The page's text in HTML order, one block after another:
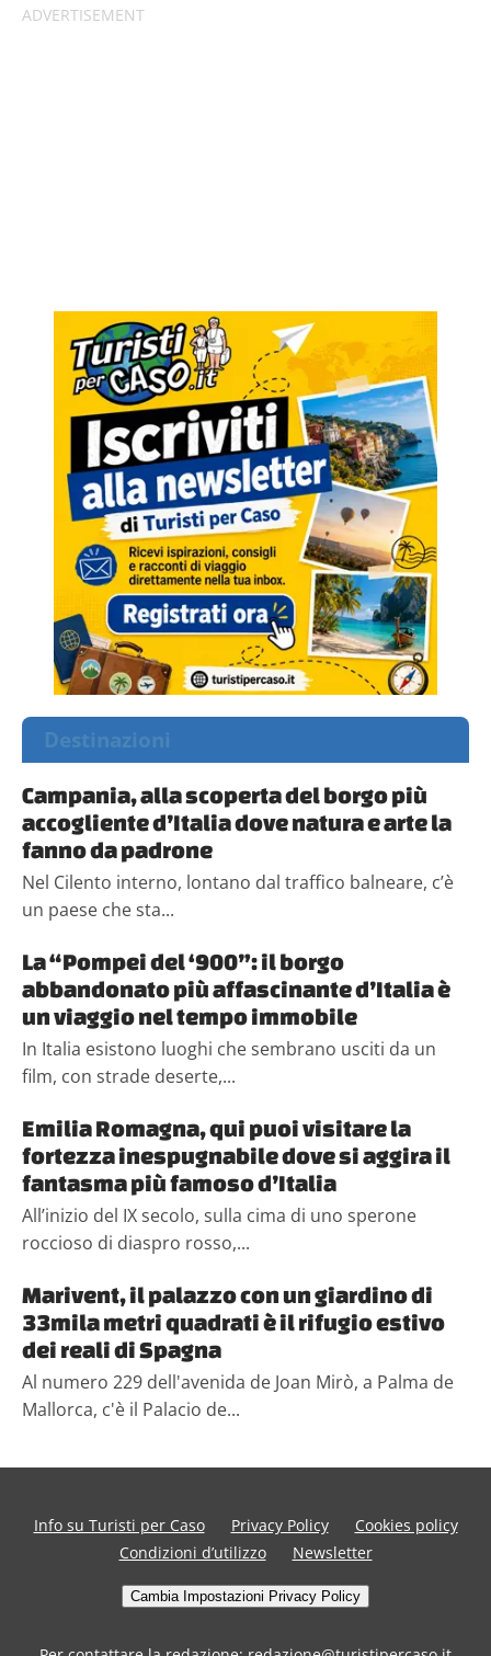
Destinazioni
Campania, alla scoperta del borgo più
accogliente d’Italia dove natura e arte la
fanno da padrone
Nel Cilento interno, lontano dal traffico balneare, c’è
un paese che sta...
La “Pompei del ‘900”: il borgo
abbandonato più affascinante d’Italia è
un viaggio nel tempo immobile
In Italia esistono luoghi che sembrano usciti da un
film, con strade deserte,...
Emilia Romagna, qui puoi visitare la
fortezza inespugnabile dove si aggira il
fantasma più famoso d’Italia
All’inizio del IX secolo, sulla cima di uno sperone
roccioso di diaspro rosso,...
Marivent, il palazzo con un giardino di
33mila metri quadrati è il rifugio estivo
dei reali di Spagna
Al numero 229 dell'avenida de Joan Mirò, a Palma de
Mallorca, c'è il Palacio de...
Info su Turisti per Caso Privacy Policy
Cookies policy
Condizioni d’utilizzo
Newsletter
Cambia Impostazioni Privacy Policy